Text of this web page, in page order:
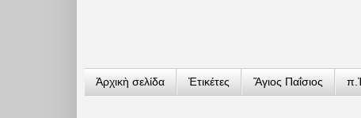
Ἀρχικὴ σελίδα Ἐτικέτες Ἅγιος Παΐσιος